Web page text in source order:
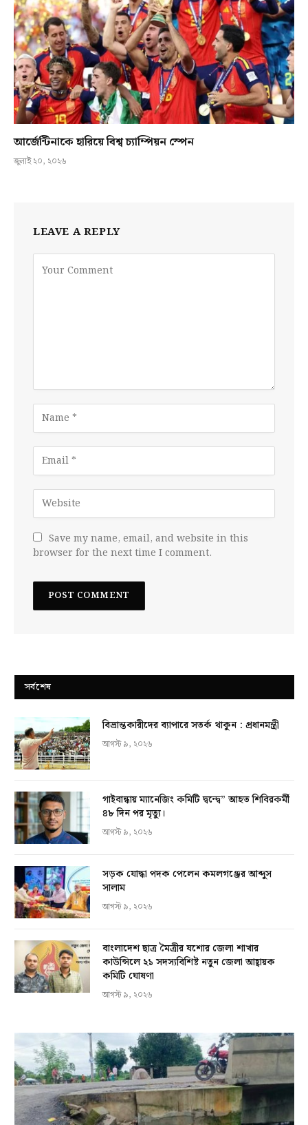
আর্জেন্টিনাকে হারিয়ে বিশ্ব চ্যাম্পিয়ন স্পেন
জুলাই ২০, ২০২৬
LEAVE A REPLY
Save my name, email, and website in this
browser for the next time I comment.
সর্বশেষ
বিভ্রান্তকারীদের ব্যাপারে সতর্ক থাকুন : প্রধানমন্ত্রী
আগস্ট ৯, ২০২৬
গাইবান্ধায় ম্যানেজিং কমিটি দ্বন্দ্বে” আহত শিবিরকর্মী
৪৮ দিন পর মৃত্যু।
আগস্ট ৯, ২০২৬
সড়ক যোদ্ধা পদক পেলেন কমলগঞ্জের আব্দুস
সালাম
আগস্ট ৯, ২০২৬
বাংলাদেশ ছাত্র মৈত্রীর যশোর জেলা শাখার
কাউন্সিলে ২১ সদস্যবিশিষ্ট নতুন জেলা আহ্বায়ক
কমিটি ঘোষণা
আগস্ট ৯, ২০২৬